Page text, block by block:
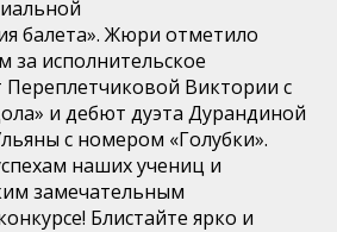
балета». Жюри отметило
исполнительское
Переплетчиковой Виктории с
и дебют дуэта Дурандиной
с номером «Голубки».
наших учениц и
замечательным
Блистайте ярко и